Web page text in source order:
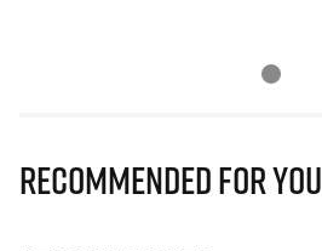
Recommended for you